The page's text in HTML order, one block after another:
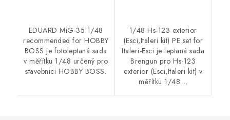
EDUARD MiG-35 1/48
recommended for HOBBY
BOSS je fotoleptaná sada
v měřítku 1/48 určený pro
stavebnici HOBBY BOSS.
1/48 Hs-123 exterior
(Esci,Italeri kit) PE set for
Italeri-Esci je leptaná sada
Brengun pro Hs-123
exterior (Esci,Italeri kit) v
měřítku 1/48....